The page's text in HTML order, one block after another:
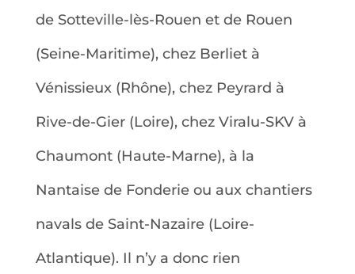
de Sotteville-lès-Rouen et de Rouen
(Seine-Maritime), chez Berliet à
Vénissieux (Rhône), chez Peyrard à
Rive-de-Gier (Loire), chez Viralu-SKV à
Chaumont (Haute-Marne), à la
Nantaise de Fonderie ou aux chantiers
navals de Saint-Nazaire (Loire-
Atlantique). Il n’y a donc rien